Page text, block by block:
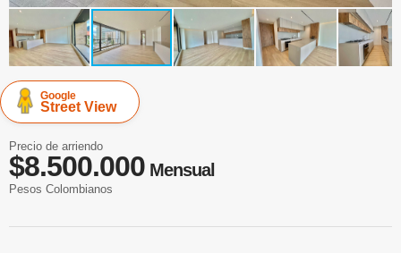
Google
Street View
Precio de arriendo
$8.500.000 Mensual
Pesos Colombianos